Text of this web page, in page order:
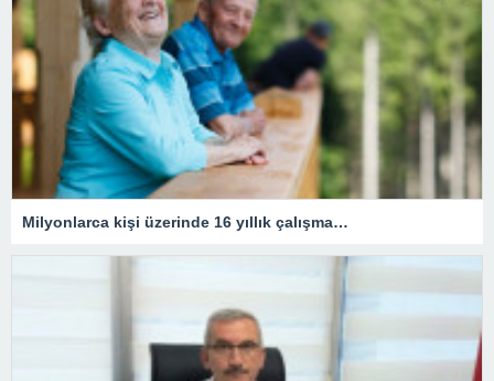
Milyonlarca kişi üzerinde 16 yıllık çalışma…